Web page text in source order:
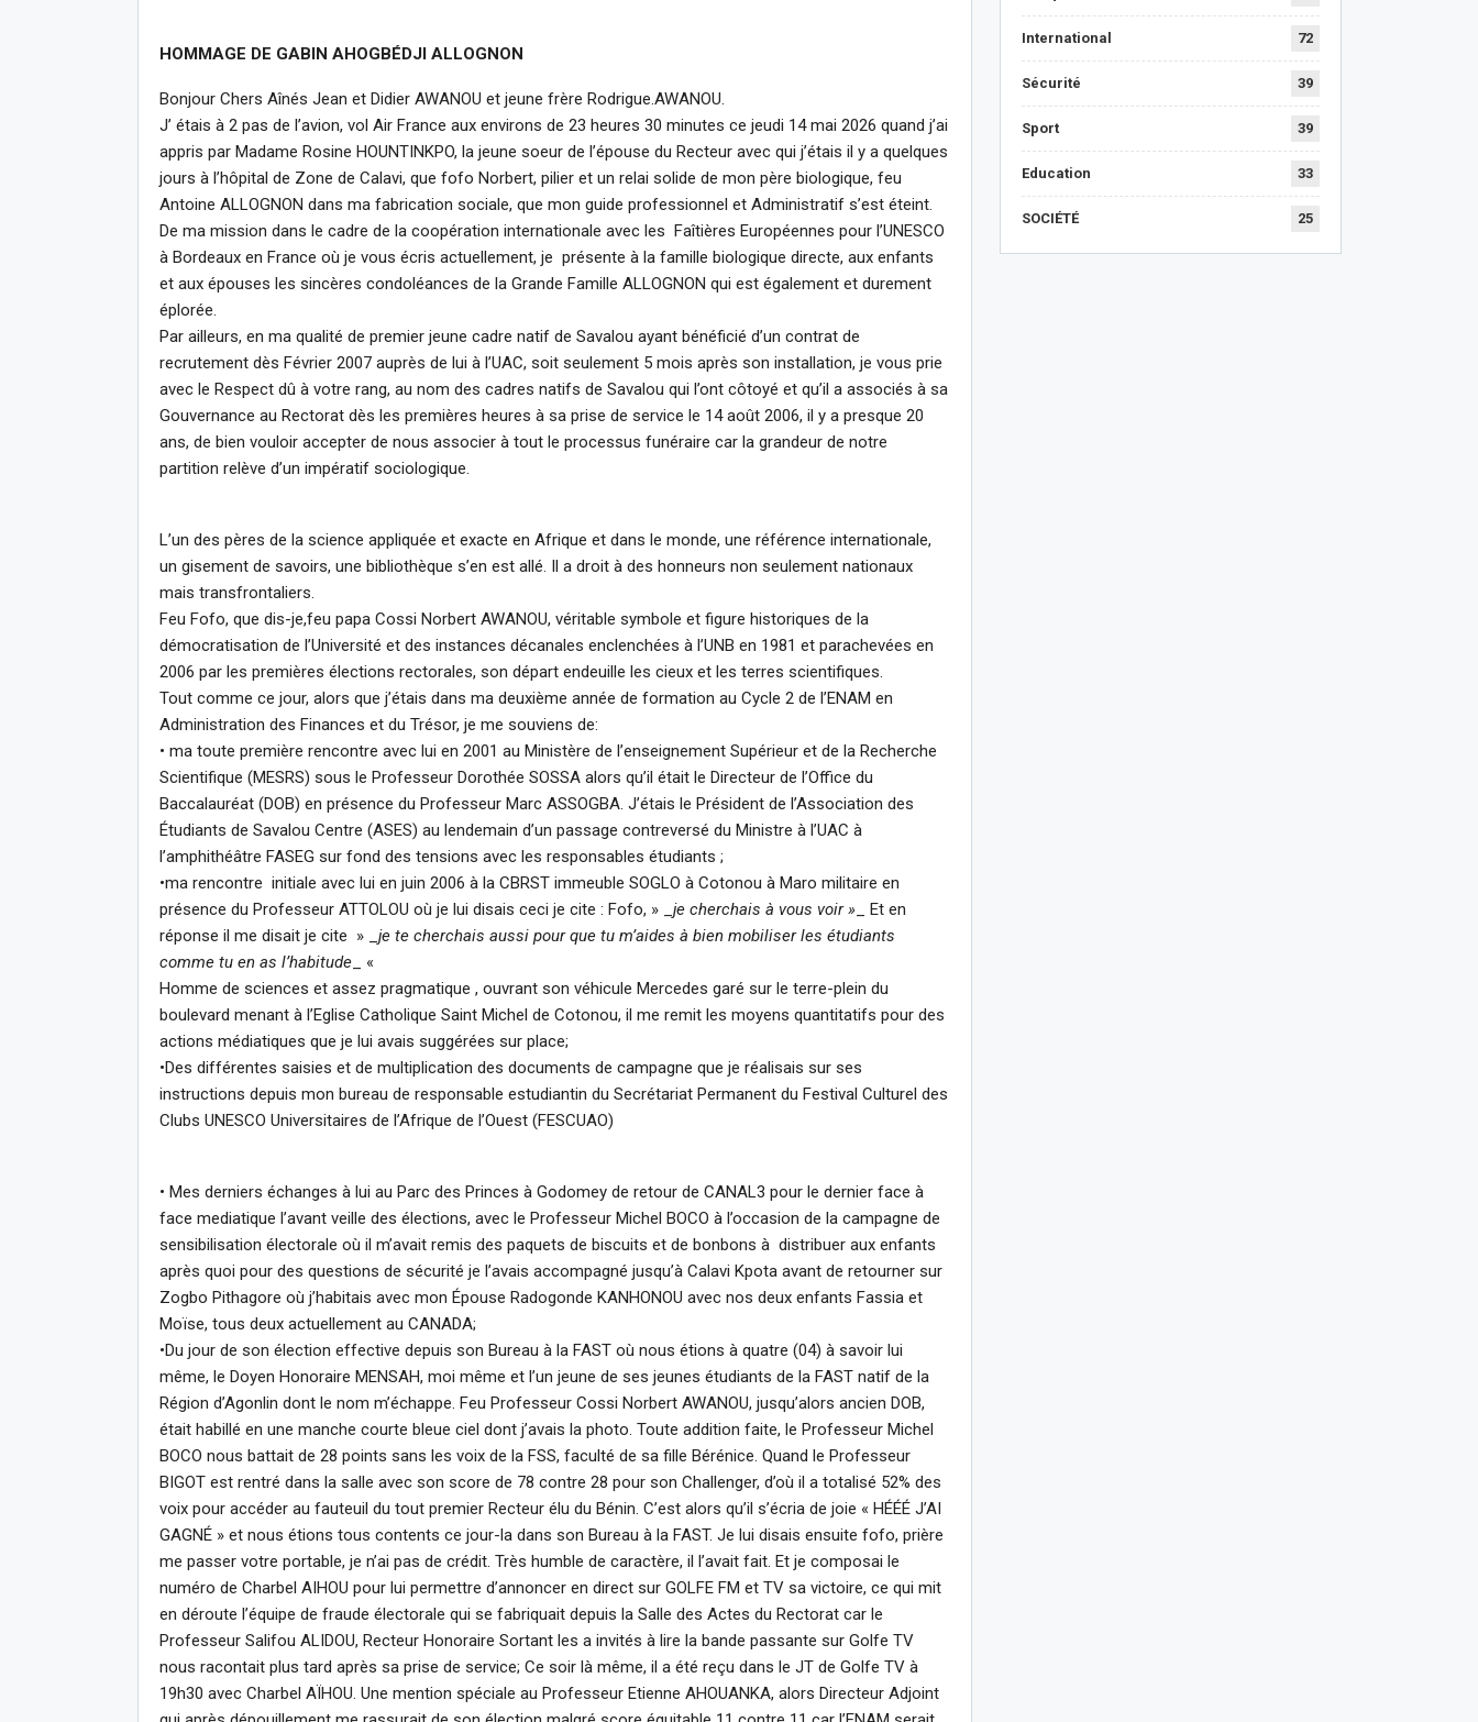
HOMMAGE DE GABIN AHOGBÉDJI ALLOGNON
Bonjour Chers Aînés Jean et Didier AWANOU et jeune frère Rodrigue.AWANOU.
J’ étais à 2 pas de l’avion, vol Air France aux environs de 23 heures 30 minutes ce jeudi 14 mai 2026 quand j’ai
appris par Madame Rosine HOUNTINKPO, la jeune soeur de l’épouse du Recteur avec qui j’étais il y a quelques
jours à l’hôpital de Zone de Calavi, que fofo Norbert, pilier et un relai solide de mon père biologique, feu
Antoine ALLOGNON dans ma fabrication sociale, que mon guide professionnel et Administratif s’est éteint.
De ma mission dans le cadre de la coopération internationale avec les Faîtières Européennes pour l’UNESCO
à Bordeaux en France où je vous écris actuellement, je présente à la famille biologique directe, aux enfants
et aux épouses les sincères condoléances de la Grande Famille ALLOGNON qui est également et durement
éplorée.
Par ailleurs, en ma qualité de premier jeune cadre natif de Savalou ayant bénéficié d’un contrat de
recrutement dès Février 2007 auprès de lui à l’UAC, soit seulement 5 mois après son installation, je vous prie
avec le Respect dû à votre rang, au nom des cadres natifs de Savalou qui l’ont côtoyé et qu’il a associés à sa
Gouvernance au Rectorat dès les premières heures à sa prise de service le 14 août 2006, il y a presque 20
ans, de bien vouloir accepter de nous associer à tout le processus funéraire car la grandeur de notre
partition relève d’un impératif sociologique.
L’un des pères de la science appliquée et exacte en Afrique et dans le monde, une référence internationale,
un gisement de savoirs, une bibliothèque s’en est allé. Il a droit à des honneurs non seulement nationaux
mais transfrontaliers.
Feu Fofo, que dis-je,feu papa Cossi Norbert AWANOU, véritable symbole et figure historiques de la
démocratisation de l’Université et des instances décanales enclenchées à l’UNB en 1981 et parachevées en
2006 par les premières élections rectorales, son départ endeuille les cieux et les terres scientifiques.
Tout comme ce jour, alors que j’étais dans ma deuxième année de formation au Cycle 2 de l’ENAM en
Administration des Finances et du Trésor, je me souviens de:
• ma toute première rencontre avec lui en 2001 au Ministère de l’enseignement Supérieur et de la Recherche
Scientifique (MESRS) sous le Professeur Dorothée SOSSA alors qu’il était le Directeur de l’Office du
Baccalauréat (DOB) en présence du Professeur Marc ASSOGBA. J’étais le Président de l’Association des
Étudiants de Savalou Centre (ASES) au lendemain d’un passage contreversé du Ministre à l’UAC à
l’amphithéâtre FASEG sur fond des tensions avec les responsables étudiants ;
•ma rencontre initiale avec lui en juin 2006 à la CBRST immeuble SOGLO à Cotonou à Maro militaire en
présence du Professeur ATTOLOU où je lui disais ceci je cite : Fofo, » _ je cherchais à vous voir » _ Et en
réponse il me disait je cite » _ je te cherchais aussi pour que tu m’aides à bien mobiliser les étudiants
comme tu en as l’habitude_ «
Homme de sciences et assez pragmatique , ouvrant son véhicule Mercedes garé sur le terre-plein du
boulevard menant à l’Eglise Catholique Saint Michel de Cotonou, il me remit les moyens quantitatifs pour des
actions médiatiques que je lui avais suggérées sur place;
•Des différentes saisies et de multiplication des documents de campagne que je réalisais sur ses
instructions depuis mon bureau de responsable estudiantin du Secrétariat Permanent du Festival Culturel des
Clubs UNESCO Universitaires de l’Afrique de l’Ouest (FESCUAO)
• Mes derniers échanges à lui au Parc des Princes à Godomey de retour de CANAL3 pour le dernier face à
face mediatique l’avant veille des élections, avec le Professeur Michel BOCO à l’occasion de la campagne de
sensibilisation électorale où il m’avait remis des paquets de biscuits et de bonbons à distribuer aux enfants
après quoi pour des questions de sécurité je l’avais accompagné jusqu’à Calavi Kpota avant de retourner sur
Zogbo Pithagore où j’habitais avec mon Épouse Radogonde KANHONOU avec nos deux enfants Fassia et
Moïse, tous deux actuellement au CANADA;
•Du jour de son élection effective depuis son Bureau à la FAST où nous étions à quatre (04) à savoir lui
même, le Doyen Honoraire MENSAH, moi même et l’un jeune de ses jeunes étudiants de la FAST natif de la
Région d’Agonlin dont le nom m’échappe. Feu Professeur Cossi Norbert AWANOU, jusqu’alors ancien DOB,
était habillé en une manche courte bleue ciel dont j’avais la photo. Toute addition faite, le Professeur Michel
BOCO nous battait de 28 points sans les voix de la FSS, faculté de sa fille Bérénice. Quand le Professeur
BIGOT est rentré dans la salle avec son score de 78 contre 28 pour son Challenger, d’où il a totalisé 52% des
voix pour accéder au fauteuil du tout premier Recteur élu du Bénin. C’est alors qu’il s’écria de joie « HÉÉÉ J’AI
GAGNÉ » et nous étions tous contents ce jour-la dans son Bureau à la FAST. Je lui disais ensuite fofo, prière
me passer votre portable, je n’ai pas de crédit. Très humble de caractère, il l’avait fait. Et je composai le
numéro de Charbel AIHOU pour lui permettre d’annoncer en direct sur GOLFE FM et TV sa victoire, ce qui mit
en déroute l’équipe de fraude électorale qui se fabriquait depuis la Salle des Actes du Rectorat car le
Professeur Salifou ALIDOU, Recteur Honoraire Sortant les a invités à lire la bande passante sur Golfe TV
nous racontait plus tard après sa prise de service; Ce soir là même, il a été reçu dans le JT de Golfe TV à
19h30 avec Charbel AÏHOU. Une mention spéciale au Professeur Etienne AHOUANKA, alors Directeur Adjoint
International 72
Sécurité 39
Sport 39
Education 33
SOCIÉTÉ 25